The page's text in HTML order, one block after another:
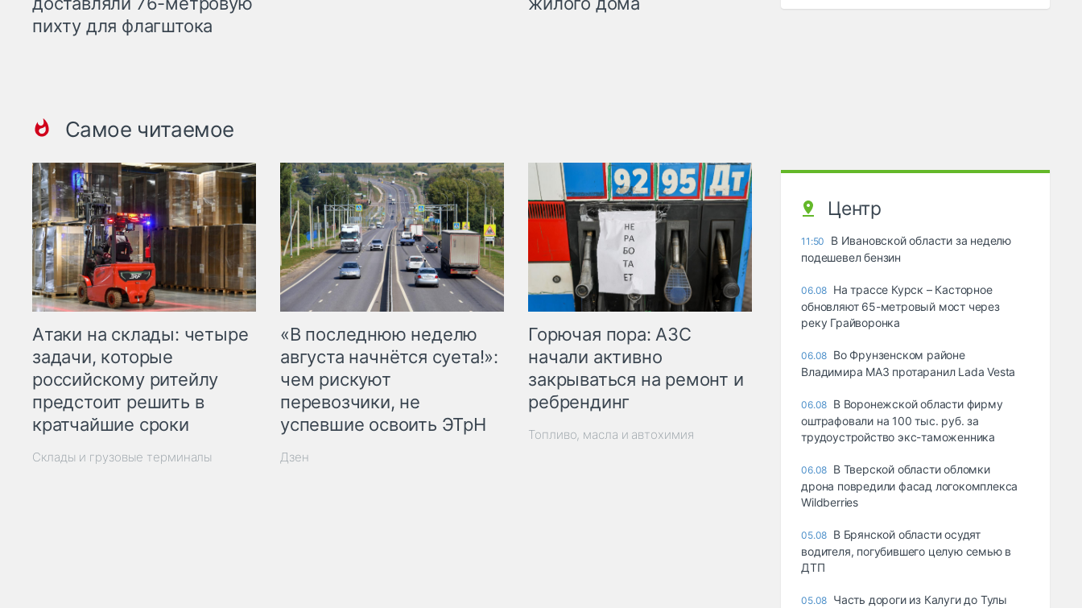
пихту для флагштока
Самое читаемое
Атаки на склады: четыре
задачи, которые
российскому ритейлу
предстоит решить в
кратчайшие сроки
Склады и грузовые терминалы
«В последнюю неделю
августа начнётся суета!»:
чем рискуют
перевозчики, не
успевшие освоить ЭТрН
Дзен
Горючая пора: АЗС
начали активно
закрываться на ремонт и
ребрендинг
Топливо, масла и автохимия
Центр
11:50
В Ивановской области за неделю
подешевел бензин
06.08 На трассе Курск – Касторное
обновляют 65-метровый мост через
реку Грайворонка
06.08 Во Фрунзенском районе
Владимира МАЗ протаранил Lada Vesta
06.08 В Воронежской области фирму
оштрафовали на 100 тыс. руб. за
трудоустройство экс-таможенника
06.08 В Тверской области обломки
дрона повредили фасад логокомплекса
Wildberries
05.08 В Брянской области осудят
водителя, погубившего целую семью в
ДТП
05.08 Часть дороги из Калуги до Тулы